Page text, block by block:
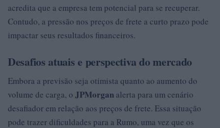
acredita que a empresa tem potencial para se recuperar.
Contudo, a pressão nos preços de frete a curto prazo pode
impactar seus resultados financeiros.
Desafios atuais e perspectiva do mercado
Embora a previsão seja otimista quanto ao aumento do
volume de carga, o JPMorgan alerta para um cenário
desafiador em relação aos preços de frete. Essa situação
pode trazer dificuldades para a Rumo, uma vez que os